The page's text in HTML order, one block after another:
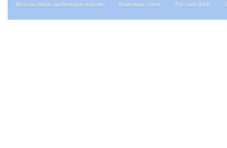
Использовать мобильную версию Изменить стиль Русский (RU)